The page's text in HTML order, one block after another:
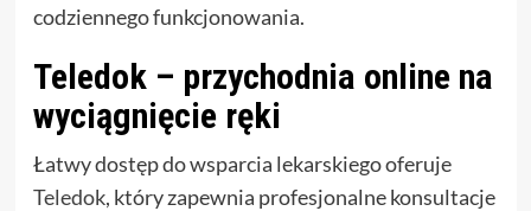
codziennego funkcjonowania.
Teledok – przychodnia online na
wyciągnięcie ręki
Łatwy dostęp do wsparcia lekarskiego oferuje
Teledok, który zapewnia profesjonalne konsultacje